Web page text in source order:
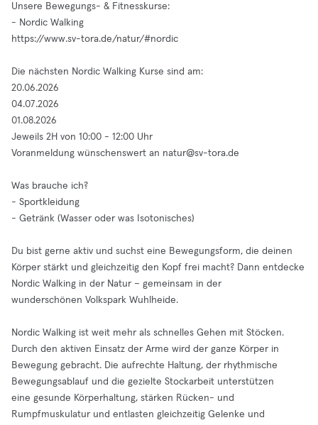
Unsere Bewegungs- & Fitnesskurse:
- Nordic Walking
https://www.sv-tora.de/natur/#nordic
Die nächsten Nordic Walking Kurse sind am:
20.06.2026
04.07.2026
01.08.2026
Jeweils 2H von 10:00 - 12:00 Uhr
Voranmeldung wünschenswert an natur@sv-tora.de
Was brauche ich?
- Sportkleidung
- Getränk (Wasser oder was Isotonisches)
Du bist gerne aktiv und suchst eine Bewegungsform, die deinen
Körper stärkt und gleichzeitig den Kopf frei macht? Dann entdecke
Nordic Walking in der Natur – gemeinsam in der
wunderschönen Volkspark Wuhlheide.
Nordic Walking ist weit mehr als schnelles Gehen mit Stöcken.
Durch den aktiven Einsatz der Arme wird der ganze Körper in
Bewegung gebracht. Die aufrechte Haltung, der rhythmische
Bewegungsablauf und die gezielte Stockarbeit unterstützen
eine gesunde Körperhaltung, stärken Rücken- und
Rumpfmuskulatur und entlasten gleichzeitig Gelenke und